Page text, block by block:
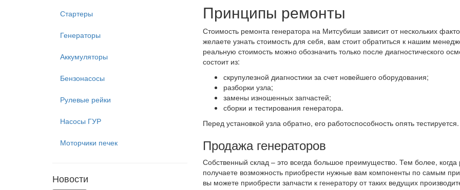
Стартеры
Генераторы
Аккумуляторы
Бензонасосы
Рулевые рейки
Насосы ГУР
Моторчики печек
Новости
Принципы ремонты
Стоимость ремонта генератора на Митсубиши зависит от нескольких
желаете узнать стоимость для себя, вам стоит обратиться к нашим
реальную стоимость можно обозначить только после диагностического
состоит из:
скрупулезной диагностики за счет новейшего оборудования;
разборки узла;
замены изношенных запчастей;
сборки и тестирования генератора.
Перед установкой узла обратно, его работоспособность опять тестируется.
Продажа генераторов
Собственный склад – это всегда большое преимущество. Тем более,
получаете возможность приобрести нужные вам компоненты по самым
вы можете приобрести запчасти к генератору от таких ведущих